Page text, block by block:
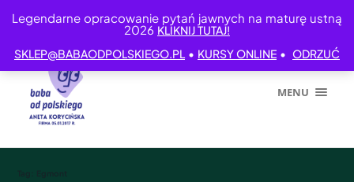
Legendarne opracowanie pytań jawnych na maturę ustną
2026 KLIKNIJ TUTAJ!
SKLEP@BABAODPOLSKIEGO.PL • KURSY ONLINE • ODRZUĆ
MENU